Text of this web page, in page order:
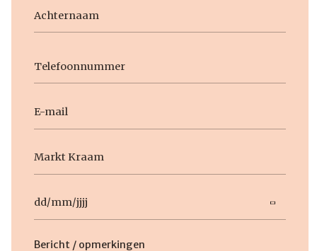
mail
titel
DD
slash
MM
Beschrijving